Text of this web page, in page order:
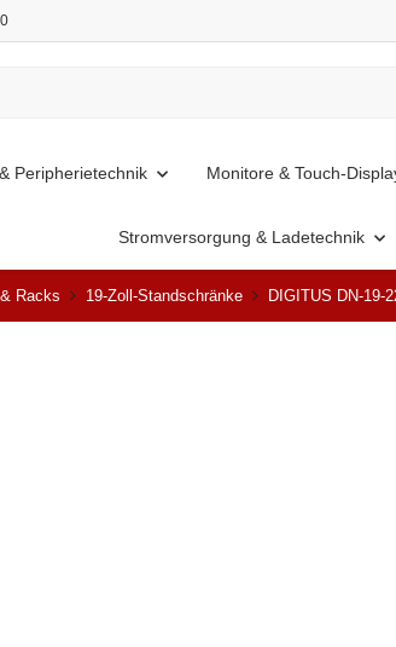
Peripherietechnik Monitore & Touch-
Stromversorgung & Ladetechnik
Racks 19-Zoll-Standschränke DIGITUS DN-19-